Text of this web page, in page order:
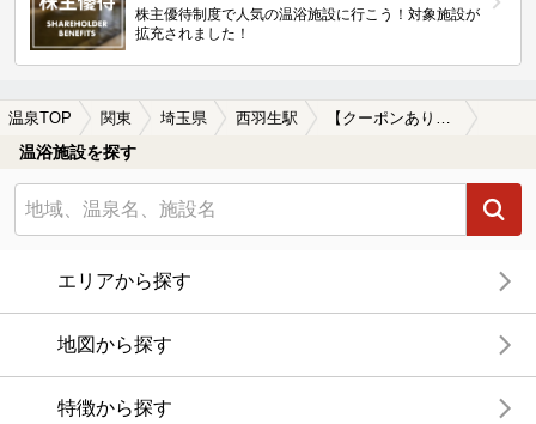
株主優待制度で人気の温浴施設に行こう！対象施設が
拡充されました！
温泉TOP 関東 埼玉県 西羽生駅 【クーポンあり】西羽生駅近くの温泉宿・温泉旅館・ホテルおすすめ(2026年版)
温浴施設を探す
エリアから探す
地図から探す
特徴から探す